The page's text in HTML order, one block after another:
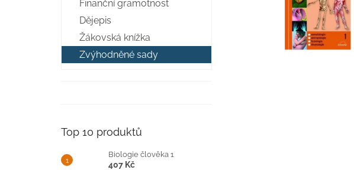
Finanční gramotnost
Dějepis
Žákovská knížka
Zvýhodněné sady
Top 10 produktů
Biologie člověka 1
407 Kč